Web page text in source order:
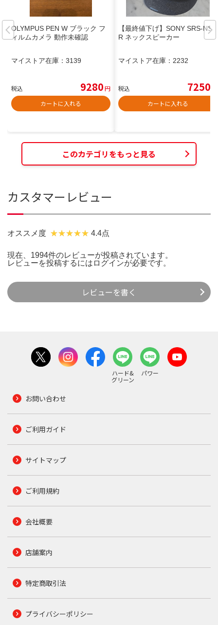
OLYMPUS PEN W ブラック フ
ィルムカメラ 動作未確認
マイストア在庫： 3139
税込 9280円
カートに入れる
【最終値下げ】SONY SRS-NS7
R ネックスピーカー
マイストア在庫： 2232
税込 7250
カートに入れる
このカテゴリをもっと見る
カスタマーレビュー
オススメ度 4.4点
現在、1994件のレビューが投稿されています。
レビューを投稿するには ログインが必要です。
レビューを書く
ハード&
グリーン
パワー
お問い合わせ
ご利用ガイド
サイトマップ
ご利用規約
会社概要
店舗案内
特定商取引法
プライバシーポリシー